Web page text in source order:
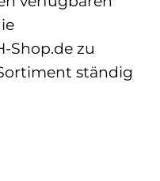
Shop.de zu
ständig